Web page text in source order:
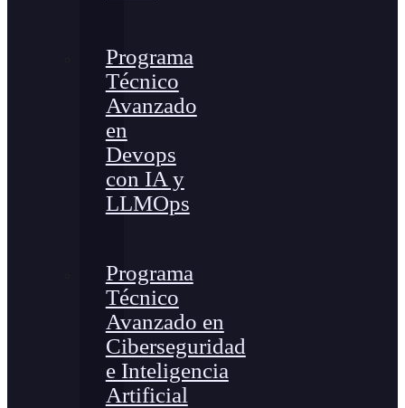
Programa
Técnico
Avanzado
en
Devops
con IA y
LLMOps
Programa
Técnico
Avanzado en
Ciberseguridad
e Inteligencia
Artificial